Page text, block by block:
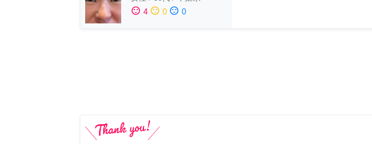
sentiment_satisfied 4 sentiment_neutral 0 sentiment_dissatisfied 0